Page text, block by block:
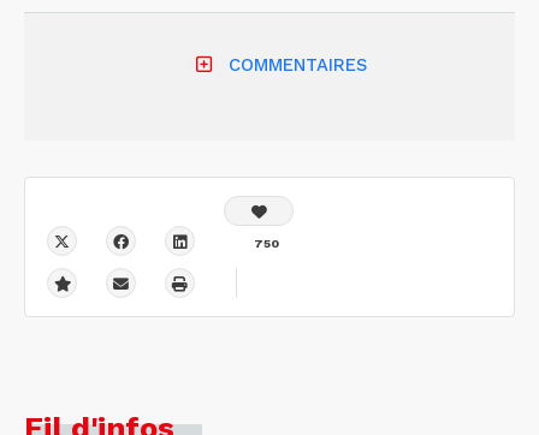
COMMENTAIRES
750